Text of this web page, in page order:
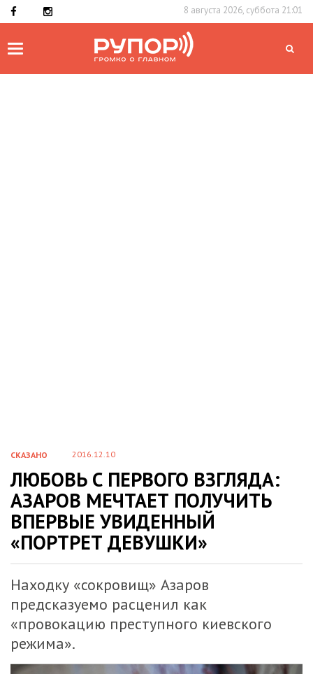
8 августа 2026, суббота 21:01
Toggle
СКАЗАНО 2016.12.10
ЛЮБОВЬ С ПЕРВОГО ВЗГЛЯДА:
АЗАРОВ МЕЧТАЕТ ПОЛУЧИТЬ
ВПЕРВЫЕ УВИДЕННЫЙ
«ПОРТРЕТ ДЕВУШКИ»
Находку «сокровищ» Азаров
предсказуемо расценил как
«провокацию преступного киевского
режима».